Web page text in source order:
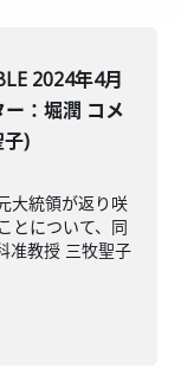
2024年4月
：堀潤 コメ
子)
大統領が返り咲
とについて、同
准教授 三牧聖子